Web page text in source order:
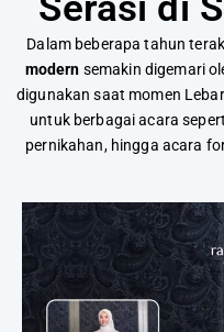
Dalam beberapa tahun
modern semakin digemari
digunakan saat momen
untuk berbagai acara
pernikahan, hingga acara